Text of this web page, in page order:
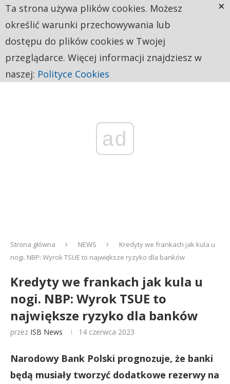
ad
Strona główna NEWS
Kredyty we frankach jak kula u
nogi. NBP: Wyrok TSUE to największe ryzyko dla banków
Kredyty we frankach jak kula u
nogi. NBP: Wyrok TSUE to
największe ryzyko dla banków
przez ISB News 14 czerwca 2023
Narodowy Bank Polski prognozuje, że banki
będą musiały tworzyć dodatkowe rezerwy na
Ta strona używa plików cookies. Możesz
określić warunki przechowywania lub
dostępu do plików cookies w Twojej
przeglądarce. Więcej informacji znajdziesz w
naszej: Polityce Cookies
×